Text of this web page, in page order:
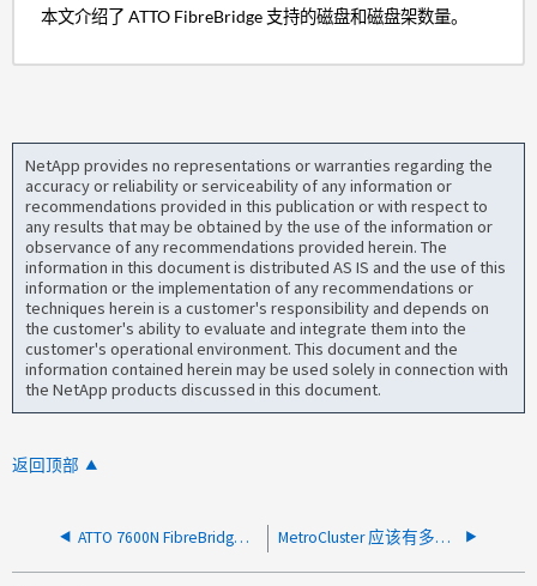
本文介绍了 ATTO FibreBridge 支持的磁盘和磁盘架数量。
NetApp provides no representations or warranties regarding the
accuracy or reliability or serviceability of any information or
recommendations provided in this publication or with respect to
any results that may be obtained by the use of the information or
observance of any recommendations provided herein. The
information in this document is distributed AS IS and the use of this
information or the implementation of any recommendations or
techniques herein is a customer's responsibility and depends on
the customer's ability to evaluate and integrate them into the
customer's operational environment. This document and the
information contained herein may be used solely in connection with
the NetApp products discussed in this document.
返回顶部
ATTO 7600N FibreBridge 支持多少个驱动器和磁盘架 MetroCluster 应该有多少条路径？